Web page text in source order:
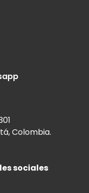
Colombia.
sociales